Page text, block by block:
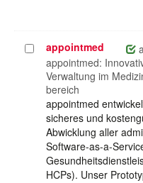
Projekt
auswählen
appointmed
appointmed:
Verwaltung im
bereich
appointmed
sicheres und
Abwicklung aller
Software-as-a-
HCPs). Unser